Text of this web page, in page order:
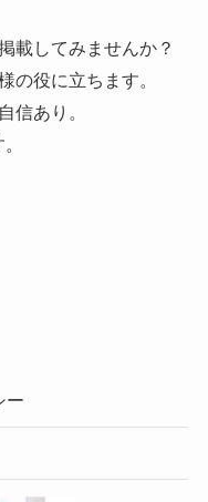
載してみませんか？
の役に立ちます。
信あり。
ー